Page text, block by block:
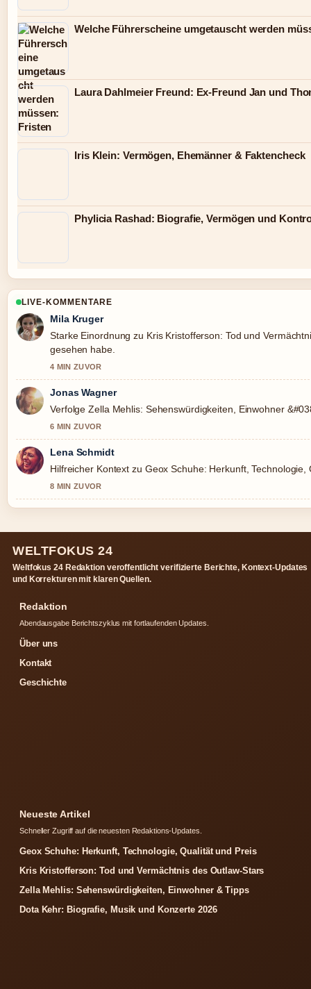
Welche Führerscheine umgetauscht werden
Laura Dahlmeier Freund: Ex-Freund Jan und
Iris Klein: Vermögen, Ehemänner & Faktencheck
Phylicia Rashad: Biografie, Vermögen und
LIVE-KOMMENTARE
Mila Kruger
Starke Einordnung zu Kris Kristofferson: Tod und
gesehen habe.
4 MIN ZUVOR
Jonas Wagner
Verfolge Zella Mehlis: Sehenswürdigkeiten, Einwohner
6 MIN ZUVOR
Lena Schmidt
Hilfreicher Kontext zu Geox Schuhe: Herkunft,
8 MIN ZUVOR
WELTFOKUS 24
Weltfokus 24 Redaktion veroffentlicht verifizierte Berichte, Kontext-Updates
und Korrekturen mit klaren Quellen.
Redaktion
Abendausgabe Berichtszyklus mit fortlaufenden Updates.
Über uns
Kontakt
Geschichte
Neueste Artikel
Schneller Zugriff auf die neuesten Redaktions-Updates.
Geox Schuhe: Herkunft, Technologie, Qualität und Preis
Kris Kristofferson: Tod und Vermächtnis des Outlaw-Stars
Zella Mehlis: Sehenswürdigkeiten, Einwohner & Tipps
Dota Kehr: Biografie, Musik und Konzerte 2026